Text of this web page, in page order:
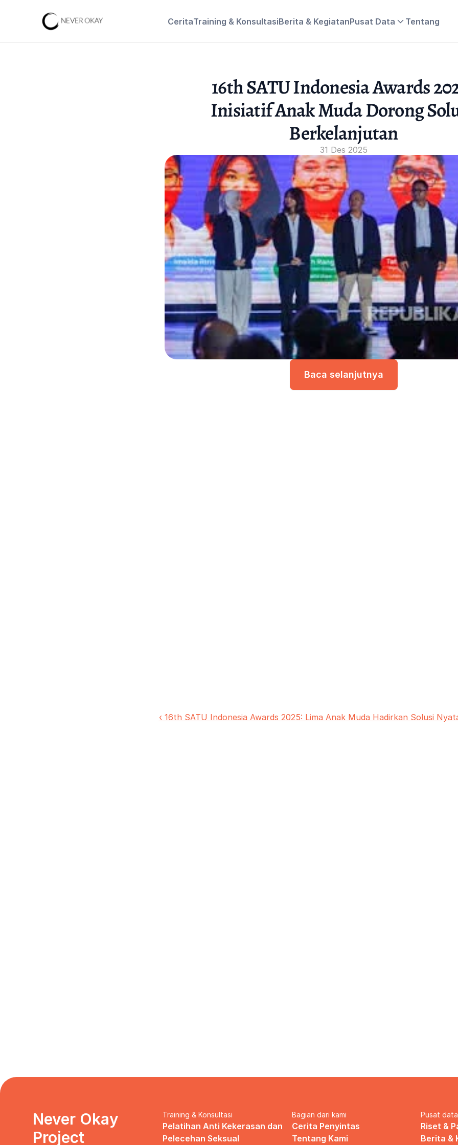
CeritaTraining & KonsultasiBerita & KegiatanPusat Data Tentang
16th SATU Indonesia Awards
Inisiatif Anak Muda Dorong
Berkelanjutan
31 Des 2025
Baca selanjutnya
‹ 16th SATU Indonesia Awards 2025: Lima Anak Muda Hadirkan Solusi
Never Okay
Project
Training & Konsultasi
Pelatihan Anti Kekerasan dan
Pelecehan Seksual
Bagian dari kami
Cerita Penyintas
Tentang Kami
Pusat data
Riset &
Berita &